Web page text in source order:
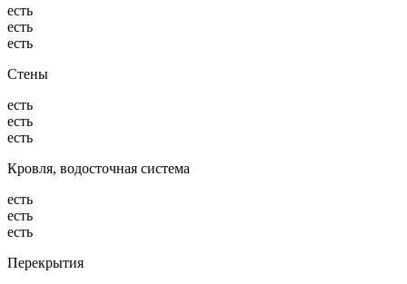
есть
есть
есть
Стены
есть
есть
есть
Кровля, водосточная система
есть
есть
есть
Перекрытия